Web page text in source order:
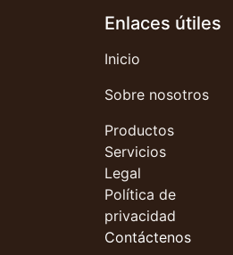
Enlaces útiles
Inicio
Sobre nosotros
Productos
Servicios
Legal
Política de
privacidad
Contáctenos